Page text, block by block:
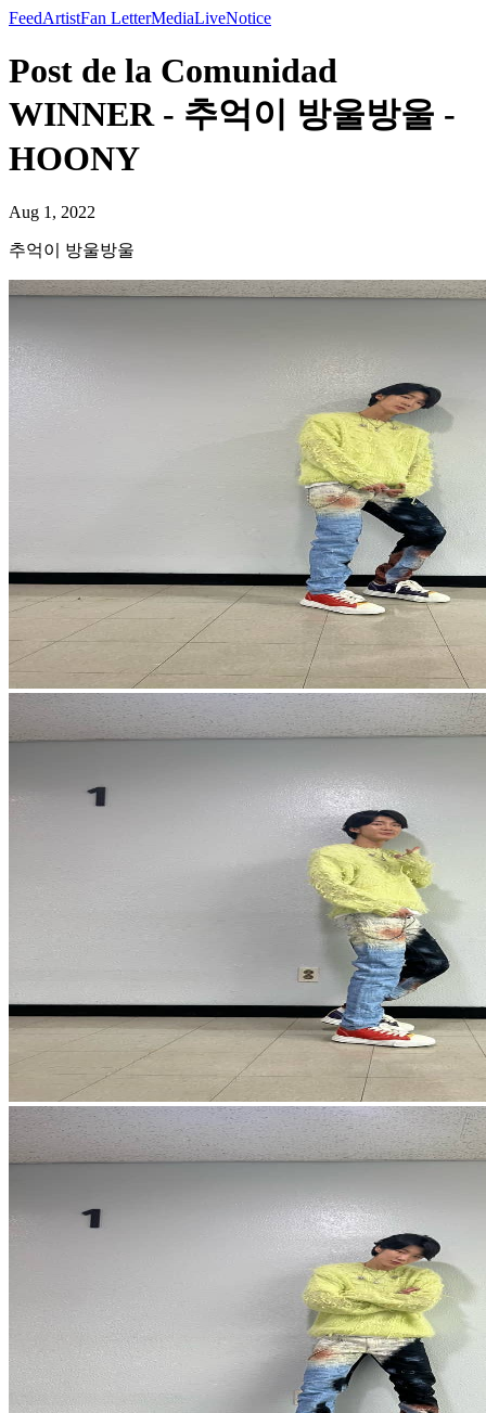
FeedArtistFan LetterMediaLiveNotice
Post de la Comunidad
WINNER - 추억이 방울방울 -
HOONY
Aug 1, 2022
추억이 방울방울